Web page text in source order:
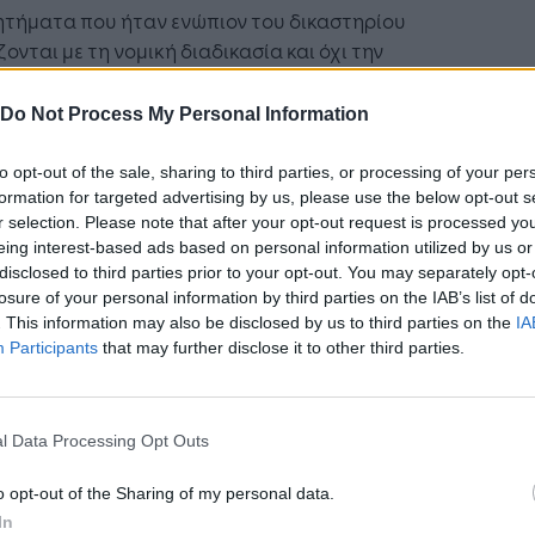
Do Not Process My Personal Information
opt-out of the sale, sharing to third parties, or processing of your
for targeted advertising by us, please use the below opt-out
selection. Please note that after your opt-out request is processed
interest-based ads based on personal information utilized by us
to third parties prior to your opt-out. You may separately
of your personal information by third parties on the IAB’s list of
This information may also be disclosed by us to third parties on the
Participants that may further disclose it to other third parties.
Data Processing Opt Outs
opt-out of the Sharing of my personal data.
που ήταν ενώπιον του δικαστηρίου
με τη νομική διαδικασία και όχι την
δήλωσε η εταιρεία. «Δεκαετίες
επιστημονικών αξιολογήσεων
δεν περιέχει αμίαντο και δεν προκαλεί
Ακολουθήστε το στο
Google Newsκαι μάθετε πρώτοι
Δείτε όλες τις τελευταίες